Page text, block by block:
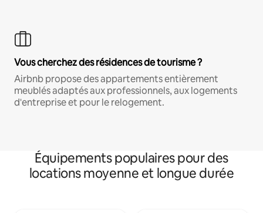
Vous cherchez des résidences de tourisme ?
Airbnb propose des appartements entièrement
meublés adaptés aux professionnels, aux logements
d'entreprise et pour le relogement.
Équipements populaires pour des
locations moyenne et longue durée